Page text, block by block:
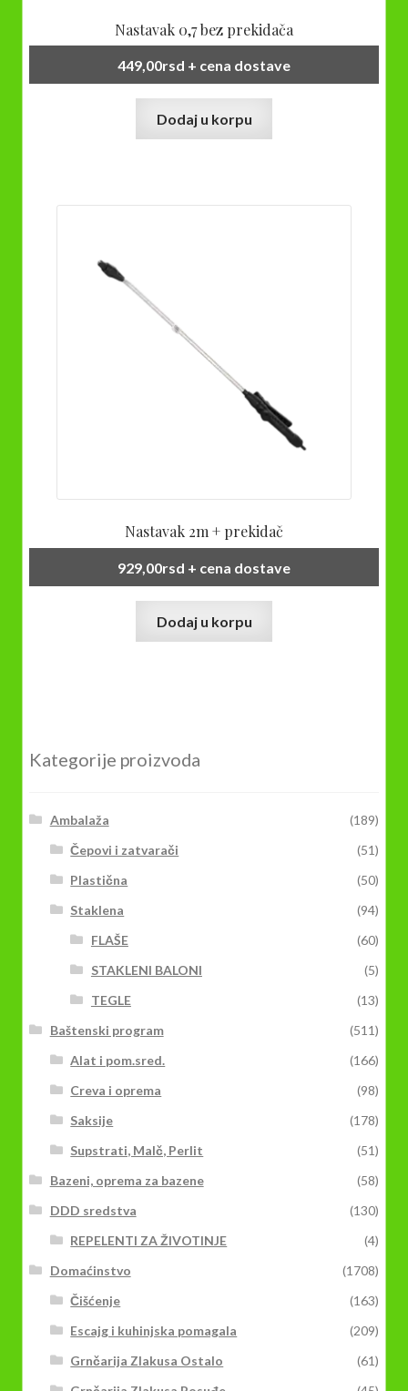
Nastavak 0,7 bez prekidača
449,00rsd + cena dostave
Dodaj u korpu
Nastavak 2m + prekidač
929,00rsd + cena dostave
Dodaj u korpu
Kategorije proizvoda
Ambalaža
(189)
Čepovi i zatvarači
(51)
Plastična
(50)
Staklena
(94)
FLAŠE
(60)
STAKLENI BALONI
(5)
TEGLE
(13)
Baštenski program
(511)
Alat i pom.sred.
(166)
Creva i oprema
(98)
Saksije
(178)
Supstrati, Malč, Perlit
(51)
Bazeni, oprema za bazene
(58)
DDD sredstva
(130)
REPELENTI ZA ŽIVOTINJE
(4)
Domaćinstvo
(1708)
Čišćenje
(163)
Escajg i kuhinjska pomagala
(209)
Grnčarija Zlakusa Ostalo
(61)